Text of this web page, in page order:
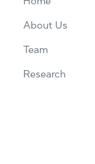
About Us
Team
Research